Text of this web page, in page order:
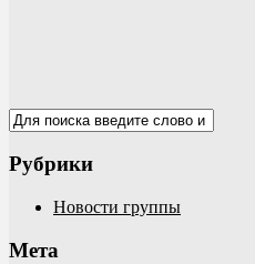
Рубрики
Новости группы
Мета